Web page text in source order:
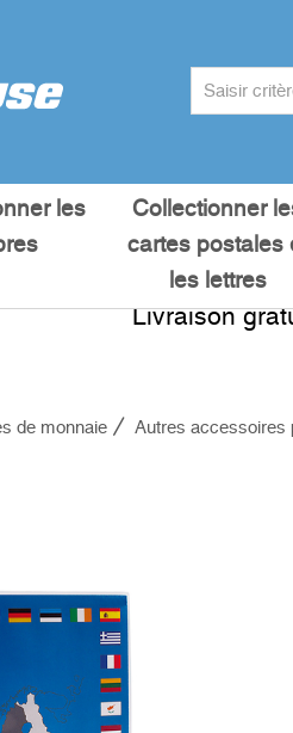
les
Collectionner
cartes postales
les lettres
Livraison
de monnaie
Autres accessoires